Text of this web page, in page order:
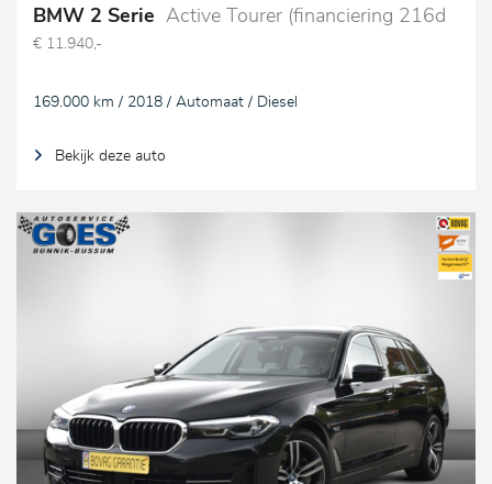
BMW 2 Serie Active Tourer (financiering 216d
€ 11.940,-
169.000 km / 2018 / Automaat / Diesel
Bekijk deze auto